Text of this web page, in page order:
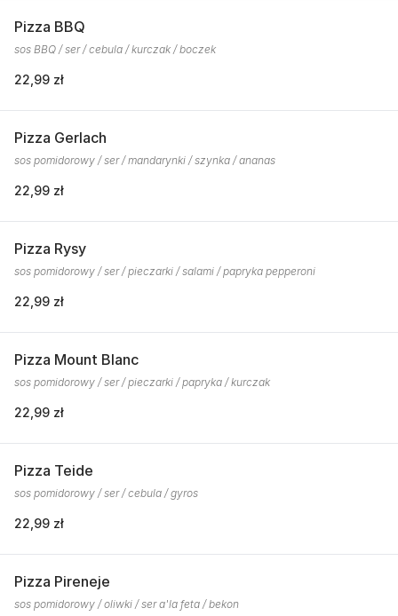
Pizza BBQ
sos BBQ / ser / cebula / kurczak / boczek
22,99 zł
Pizza Gerlach
sos pomidorowy / ser / mandarynki / szynka / ananas
22,99 zł
Pizza Rysy
sos pomidorowy / ser / pieczarki / salami / papryka pepperoni
22,99 zł
Pizza Mount Blanc
sos pomidorowy / ser / pieczarki / papryka / kurczak
22,99 zł
Pizza Teide
sos pomidorowy / ser / cebula / gyros
22,99 zł
Pizza Pireneje
sos pomidorowy / oliwki / ser a'la feta / bekon